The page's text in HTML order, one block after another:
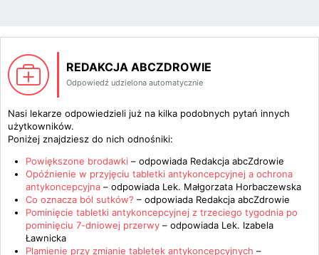
REDAKCJA ABCZDROWIE
Odpowiedź udzielona automatycznie
Nasi lekarze odpowiedzieli już na kilka podobnych pytań innych
użytkowników.
Poniżej znajdziesz do nich odnośniki:
Powiększone brodawki – odpowiada Redakcja abcZdrowie
Opóźnienie w przyjęciu tabletki antykoncepcyjnej a ochrona
antykoncepcyjna – odpowiada Lek. Małgorzata Horbaczewska
Co oznacza ból sutków? – odpowiada Redakcja abcZdrowie
Pominięcie tabletki antykoncepcyjnej z trzeciego tygodnia po
pominięciu 7-dniowej przerwy – odpowiada Lek. Izabela
Ławnicka
Plamienie przy zmianie tabletek antykoncepcyjnych –